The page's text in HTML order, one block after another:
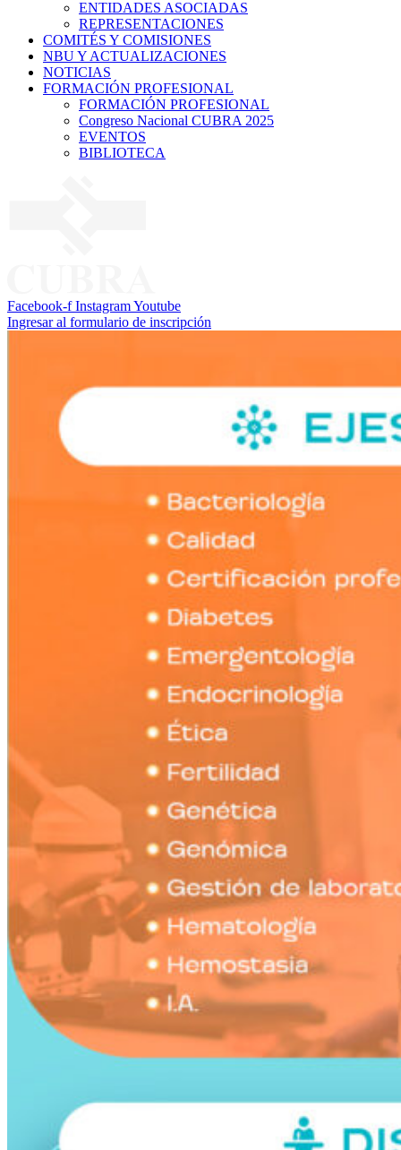
ENTIDADES ASOCIADAS
REPRESENTACIONES
COMITÉS Y COMISIONES
NBU Y ACTUALIZACIONES
NOTICIAS
FORMACIÓN PROFESIONAL
FORMACIÓN PROFESIONAL
Congreso Nacional CUBRA 2025
EVENTOS
BIBLIOTECA
Facebook-f InstagramYoutube
Ingresar al formulario de inscripción